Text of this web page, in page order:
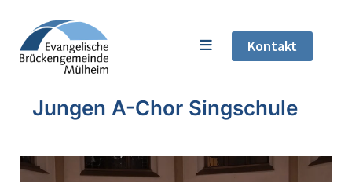
Kontakt
Jungen A-Chor Singschule